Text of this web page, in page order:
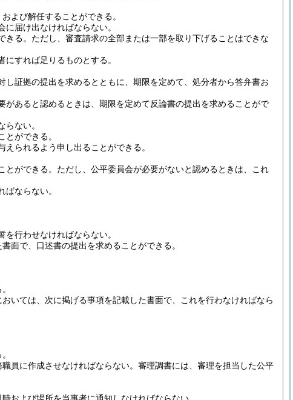
よび解任することができる。
届け出なければならない。
る。 ただし、審査請求の全部または一部を取り下げることはできな
すれば足りるものとする。
証拠の提出を求めるとともに、期限を定めて、処分者から答弁書お
あると認めるときは、期限を定めて反論書の提出を求めることがで
ない。
ができる。
られるよう申し出ることができる。
ができる。 ただし、公平委員会が必要がないと認めるときは、これ
ならない。
行わせなければならない。
面で、口述書の提出を求めることができる。
いては、次に掲げる事項を記載した書面で、これを行わなければなら
員に作成させなければならない。 審理調書には、審理を担当した公平